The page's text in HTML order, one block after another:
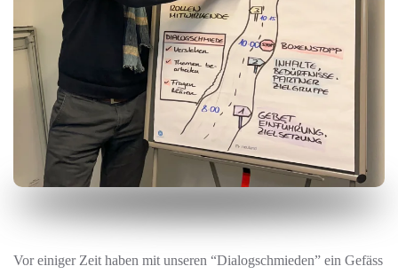
Vor einiger Zeit haben mit unseren “Dialogschmieden” ein Gefäss